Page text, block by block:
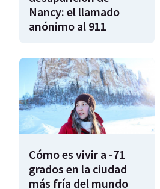
Nancy: el llamado
anónimo al 911
Cómo es vivir a -71
grados en la ciudad
más fría del mundo